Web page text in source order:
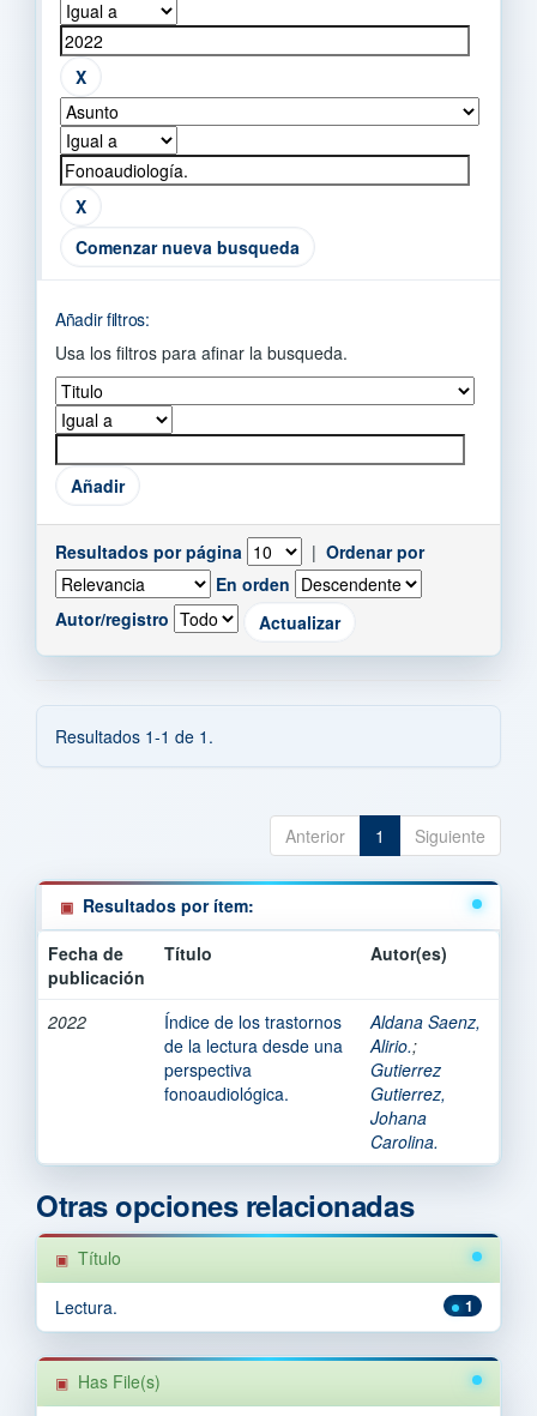
Comenzar nueva busqueda
Añadir filtros:
Usa los filtros para afinar la busqueda.
Resultados por página | Ordenar por
En orden
Autor/registro
Resultados 1-1 de 1.
Anterior 1 Siguiente
Resultados por ítem:
Fecha de
publicación
Título Autor(es)
2022
Índice de los trastornos
de la lectura desde una
perspectiva
fonoaudiológica.
Aldana Saenz,
Alirio.;
Gutierrez
Gutierrez,
Johana
Carolina.
Otras opciones relacionadas
Título
1
Lectura.
Has File(s)